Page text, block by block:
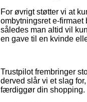
For øvrigt støtter vi at
ombytningsret e-
således man altid vil
en gave til en kvinde
Trustpilot frembringer
derved slår vi et slag
færdiggør din shopping.